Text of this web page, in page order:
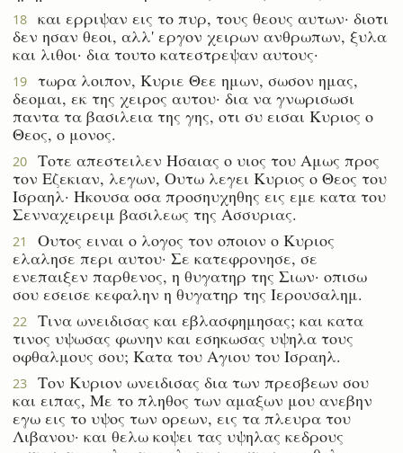
18
και ερριψαν εις το πυρ, τους θεους αυτων· διοτι
δεν ησαν θεοι, αλλ' εργον χειρων ανθρωπων, ξυλα
και λιθοι· δια τουτο κατεστρεψαν αυτους·
19
τωρα λοιπον, Κυριε Θεε ημων, σωσον ημας,
δεομαι, εκ της χειρος αυτου· δια να γνωρισωσι
παντα τα βασιλεια της γης, οτι συ εισαι Κυριος ο
Θεος, ο μονος.
20
Τοτε απεστειλεν Ησαιας ο υιος του Αμως προς
τον Εζεκιαν, λεγων, Ουτω λεγει Κυριος ο Θεος του
Ισραηλ· Ηκουσα οσα προσηυχηθης εις εμε κατα του
Σενναχειρειμ βασιλεως της Ασσυριας.
21
Ουτος ειναι ο λογος τον οποιον ο Κυριος
ελαλησε περι αυτου· Σε κατεφρονησε, σε
ενεπαιξεν παρθενος, η θυγατηρ της Σιων· οπισω
σου εσεισε κεφαλην η θυγατηρ της Ιερουσαλημ.
22
Τινα ωνειδισας και εβλασφημησας; και κατα
τινος υψωσας φωνην και εσηκωσας υψηλα τους
οφθαλμους σου; Κατα του Αγιου του Ισραηλ.
23
Τον Κυριον ωνειδισας δια των πρεσβεων σου
και ειπας, Με το πληθος των αμαξων μου ανεβην
εγω εις το υψος των ορεων, εις τα πλευρα του
Λιβανου· και θελω κοψει τας υψηλας κεδρους